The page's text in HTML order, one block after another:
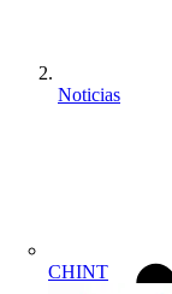
CHINT
Noticias